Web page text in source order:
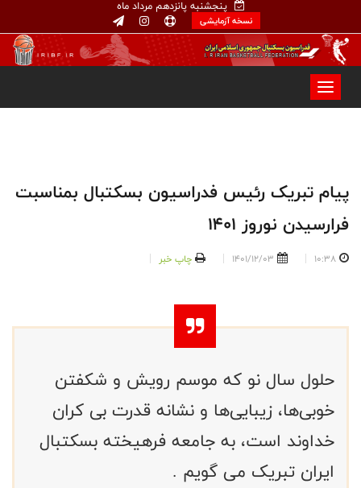
پنجشنبه پانزدهم مرداد ماه
نسخه آزمایشی
پیام تبریک رئیس فدراسیون بسکتبال بمناسبت
فرارسیدن نوروز ۱۴۰۱
10:38
1401/12/03 چاپ خبر
حلول سال نو که موسم رویش و شکفتن
خوبی‌ها، زیبایی‌ها و نشانه قدرت بی کران
خداوند است، به جامعه فرهیخته بسکتبال
ایران تبریک می گویم .